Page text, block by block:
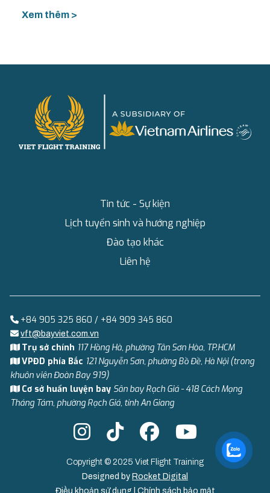
Xem thêm >
Tin tức - Sự kiện
Lịch tuyển sinh và hướng nghiệp
Đào tạo khác
Liên hệ
+84 905 325 860 / +84 909 345 860
vft@bayviet.com.vn
Trụ sở chính 117 Hồng Hà, phường Tân Sơn Hòa, TP.HCM
VPĐD phía Bắc 121 Nguyễn Sơn, phường Bồ Đề, Hà Nội (trong
khuôn viên Đoàn Bay 919)
Cơ sở huấn luyện bay Sân bay Rạch Giá - 418 Cách Mạng
Tháng Tám, phường Rạch Giá, tỉnh An Giang
Copyright © 2025 Viet Flight Training
Designed by Rocket Digital
Điều khoản sử dụng
Chính sách bảo mật